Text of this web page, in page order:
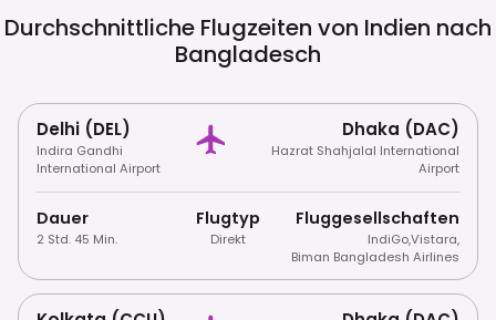
Wird Empfohlen, Insbesondere Beim Besuch
Religiöser Stätten, Um Die Lokalen Bräuche
Zu Respektieren.
Durchschnittliche Flugzeiten von Indien nach
Bangladesch
Delhi (DEL)
Indira Gandhi
International Airport
Dhaka (DAC)
Hazrat Shahjalal International
Airport
Dauer
2 Std. 45 Min.
Flugtyp
Direkt
Fluggesellschaften
IndiGo,Vistara,
Biman Bangladesh Airlines